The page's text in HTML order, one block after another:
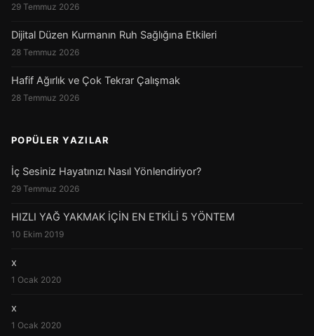
29 Temmuz 2026
Dijital Düzen Kurmanın Ruh Sağlığına Etkileri
28 Temmuz 2026
Hafif Ağırlık ve Çok Tekrar Çalışmak
28 Temmuz 2026
POPÜLER YAZILAR
İç Sesiniz Hayatınızı Nasıl Yönlendiriyor?
29 Temmuz 2026
HIZLI YAĞ YAKMAK İÇİN EN ETKİLİ 5 YÖNTEM
10 Ekim 2019
x
1 Ocak 2020
x
1 Ocak 2020